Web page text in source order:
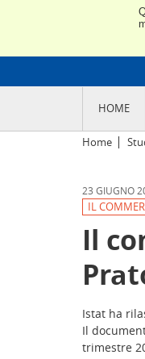
HOME
CODICE
SEDI E
ABOUT
Home
23 GIUGNO
IL
Il
Istat ha
Il
trimestre